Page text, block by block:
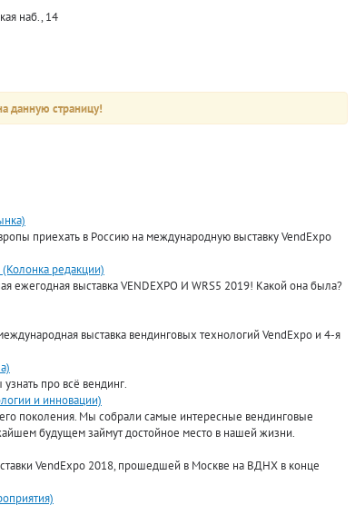
наб., 14
данную страницу!
приехать в Россию на международную выставку VendExpo
редакции)
ежегодная выставка VENDEXPO И WRS5 2019! Какой она была?
выставка вендинговых технологий VendExpo и 4-я
про всё вендинг.
и инновации)
поколения. Мы собрали самые интересные вендинговые
будущем займут достойное место в нашей жизни.
VendExpo 2018, прошедшей в Москве на ВДНХ в конце